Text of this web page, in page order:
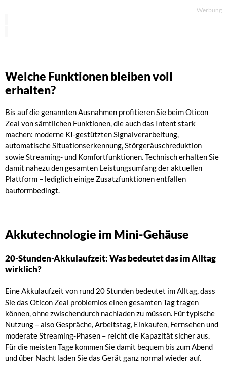
Werbung
Welche Funktionen bleiben voll
erhalten?
Bis auf die genannten Ausnahmen profitieren Sie beim Oticon
Zeal von sämtlichen Funktionen, die auch das Intent stark
machen: moderne KI-gestützten Signalverarbeitung,
automatische Situationserkennung, Störgeräuschreduktion
sowie Streaming- und Komfortfunktionen. Technisch erhalten Sie
damit nahezu den gesamten Leistungsumfang der aktuellen
Plattform – lediglich einige Zusatzfunktionen entfallen
bauformbedingt.
Akkutechnologie im Mini-Gehäuse
20-Stunden-Akkulaufzeit: Was bedeutet das im Alltag
wirklich?
Eine Akkulaufzeit von rund 20 Stunden bedeutet im Alltag, dass
Sie das Oticon Zeal problemlos einen gesamten Tag tragen
können, ohne zwischendurch nachladen zu müssen. Für typische
Nutzung – also Gespräche, Arbeitstag, Einkaufen, Fernsehen und
moderate Streaming-Phasen – reicht die Kapazität sicher aus.
Für die meisten Tage kommen Sie damit bequem bis zum Abend
und über Nacht laden Sie das Gerät ganz normal wieder auf.